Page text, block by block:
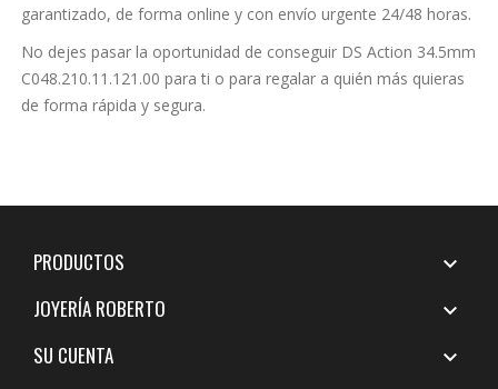
garantizado, de forma online y con envío urgente 24/48 horas.
No dejes pasar la oportunidad de conseguir DS Action 34.5mm
C048.210.11.121.00 para ti o para regalar a quién más quieras
de forma rápida y segura.
PRODUCTOS 
JOYERÍA ROBERTO 
SU CUENTA 